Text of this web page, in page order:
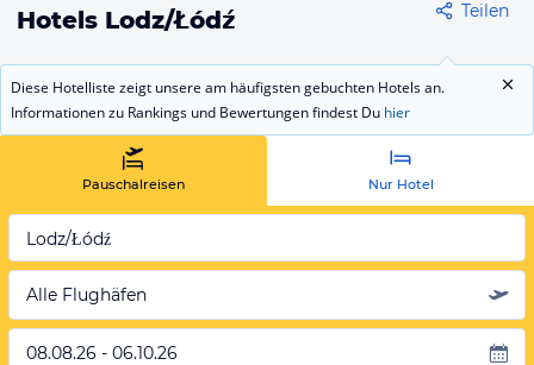
Hotels Lodz/Łódź Teilen
Diese Hotelliste zeigt unsere am häufigsten gebuchten Hotels an.
Informationen zu Rankings und Bewertungen findest Du hier
Pauschalreisen Nur Hotel
Lodz/Łódź
Alle Flughäfen
08.08.26 - 06.10.26